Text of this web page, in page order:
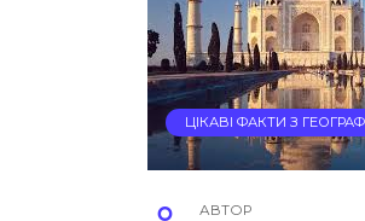
ЦІКАВІ ФАКТИ З
АВТОР